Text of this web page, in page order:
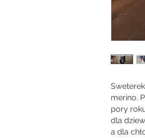
merino.
pory
dla
a dla